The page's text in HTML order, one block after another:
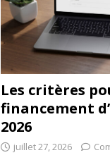
Les critères
financement
2026
juillet 27, 2026